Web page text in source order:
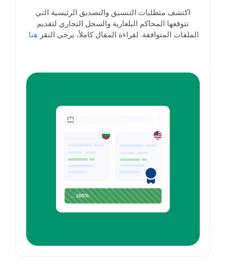
اكتشف متطلبات التنسيق والتصديق الرئيسية التي
تتوقعها المحاكم البلغارية والسجل التجاري لتقديم
الملفات المتوافقة. لقراءة المقال كاملاً، يرجى النقر هنا.